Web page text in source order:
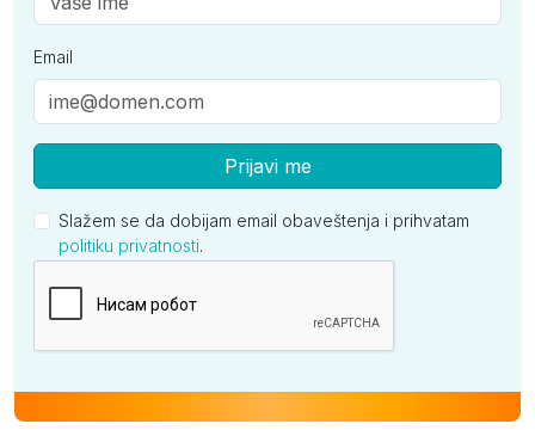
Email
Prijavi me
Slažem se da dobijam email obaveštenja i prihvatam
politiku privatnosti.